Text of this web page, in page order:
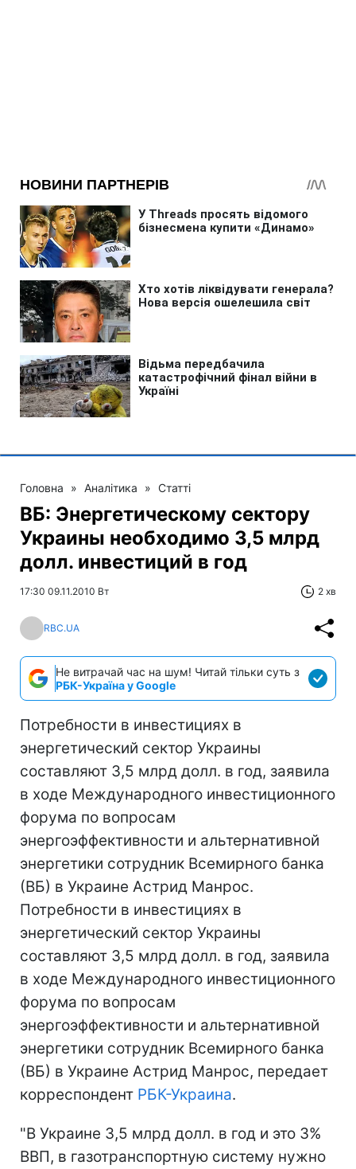
Головна » Аналітика » Статті
ВБ: Энергетическому сектору
Украины необходимо 3,5 млрд
долл. инвестиций в год
17:30 09.11.2010 Вт 2 хв
RBC.UA
Не витрачай час на шум! Читай тільки суть з
РБК-Україна у Google
Потребности в инвестициях в
энергетический сектор Украины
составляют 3,5 млрд долл. в год, заявила
в ходе Международного инвестиционного
форума по вопросам
энергоэффективности и альтернативной
энергетики сотрудник Всемирного банка
(ВБ) в Украине Астрид Манрос.
Потребности в инвестициях в
энергетический сектор Украины
составляют 3,5 млрд долл. в год, заявила
в ходе Международного инвестиционного
форума по вопросам
энергоэффективности и альтернативной
энергетики сотрудник Всемирного банка
(ВБ) в Украине Астрид Манрос, передает
корреспондент РБК-Украина.
"В Украине 3,5 млрд долл. в год и это 3%
ВВП, в газотранспортную систему нужно